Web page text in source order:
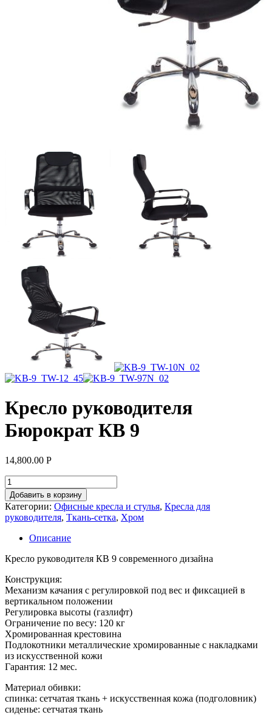
Кресло руководителя
Бюрократ КВ 9
14,800.00 Р
Добавить в корзину
Категории: Офисные кресла и стулья, Кресла для
руководителя, Ткань-сетка, Хром
Описание
Кресло руководителя КВ 9 современного дизайна
Конструкция:
Механизм качания с регулировкой под вес и фиксацией в
вертикальном положении
Регулировка высоты (газлифт)
Ограничение по весу: 120 кг
Хромированная крестовина
Подлокотники металлические хромированные с накладками
из искусственной кожи
Гарантия: 12 мес.
Материал обивки:
спинка: сетчатая ткань + искусственная кожа (подголовник)
сиденье: сетчатая ткань